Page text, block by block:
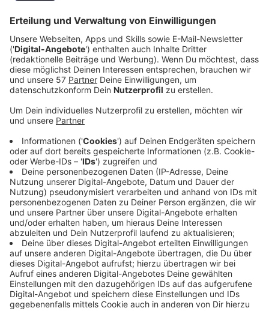
Anfang des Monats in Würselen einen 45-Jährigen
durch mehrere Messerstiche schwer verletzt haben
soll.
Im Rahmen der Fahndung sind jetzt neue Fotos des
Verdächtigen veröffentlicht worden.
Alle neuen Fahndungsbilder seht IhrHIER im
Fahndungsportal der Polizei
(https://polizei.nrw/fahndung/137318)
Zeugen, die Angaben zum Täter machen können,
werden gebeten, sich im zuständigen
Kriminalkommissariat zu melden: während der
Bürozeiten unter der Rufnummer 0241-9577 31101
(außerhalb der Bürozeiten unter 0241-9577 34210).
Siehe auch unsere bisherigen Meldungen dazuHIER
undHIER.